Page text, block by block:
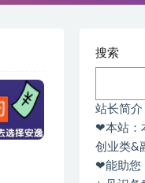
搜索
站长简介
❤本站：
创业类&
❤能助您